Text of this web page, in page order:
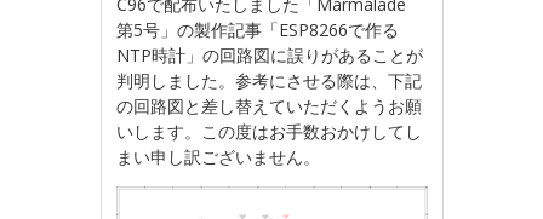
C96で配布いたしました「Marmalade
第5号」の製作記事「ESP8266で作る
NTP時計」の回路図に誤りがあることが
判明しました。参考にさせる際は、下記
の回路図と差し替えていただくようお願
いします。この度はお手数おかけしてし
まい申し訳ございません。